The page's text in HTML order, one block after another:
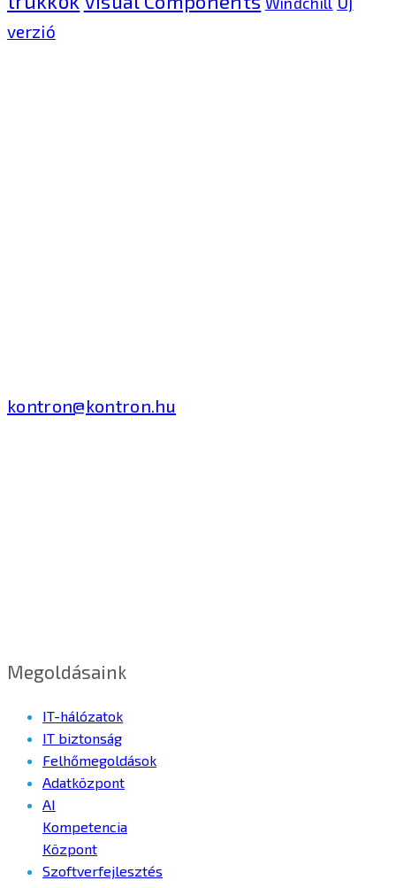
verzió
kontron@kontron.hu
Megoldásaink
IT-hálózatok
IT biztonság
Felhőmegoldások
Adatközpont
AI
Kompetencia
Központ
Szoftverfejlesztés